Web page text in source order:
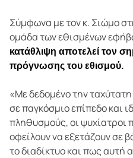
Σύμφωνα με τον κ. Σιώμο
ομάδα των εθισμένων
κατάθλιψη αποτελεί τον
πρόγνωσης του εθισμού.
«Με δεδομένο την
σε παγκόσμιο επίπεδο και
πληθυσμούς, οι ψυχίατροι
οφείλουν να εξετάζουν σε
το διαδίκτυο και πως αυτή